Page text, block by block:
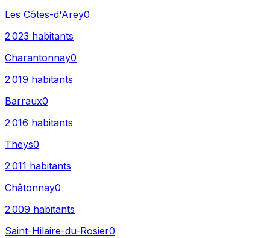
Les Côtes-d'Arey0
2 023 habitants
Charantonnay0
2 019 habitants
Barraux0
2 016 habitants
Theys0
2 011 habitants
Châtonnay0
2 009 habitants
Saint-Hilaire-du-Rosier0